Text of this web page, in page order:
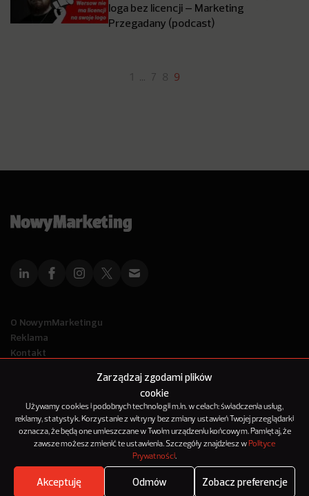
Zarządzaj zgodami plików
cookie
Używamy cookies i podobnych technologii m.in. w celach: świadczenia usług,
reklamy, statystyk. Korzystanie z witryny bez zmiany ustawień Twojej przeglądarki
oznacza, że będą one umieszczane w Twoim urządzeniu końcowym. Pamiętaj, że
zawsze możesz zmienić te ustawienia. Szczegóły znajdziesz w Polityce
Prywatności.
Akceptuję Odmów Zobacz preferencje
loga bez licencji – Marketing
Przegadany (podcast)
… 7 8 9
Where's the beef?
O NowymMarketingu
Reklama
Kontakt
© 2012-2025
NowyMarketing jest marką 143Media Sp. z o.o.